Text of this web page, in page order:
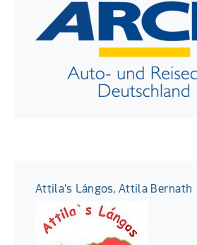
Attila's Lángos, Attila Bernath